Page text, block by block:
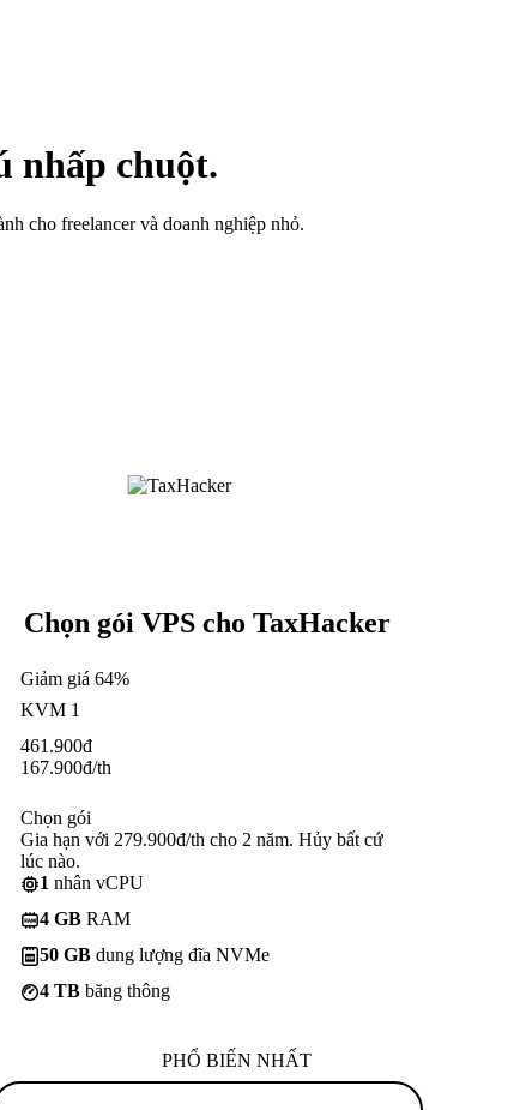
nhấp chuột.
cho freelancer và doanh nghiệp nhỏ.
Chọn gói VPS cho TaxHacker
Giảm giá 64%
KVM 1
461.900đ
167.900đ/th
Chọn gói
Gia hạn với 279.900đ/th cho 2 năm. Hủy bất cứ
lúc nào.
1 nhân vCPU
4 GB RAM
50 GB dung lượng đĩa NVMe
4 TB băng thông
PHỔ BIẾN NHẤT